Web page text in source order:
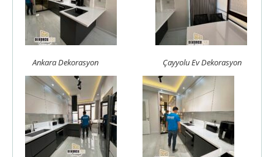
Ankara Dekorasyon Çayyolu Ev Dekorasyon